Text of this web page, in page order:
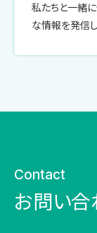
私たちと一緒
な情報を発信し
Contact
お問い合